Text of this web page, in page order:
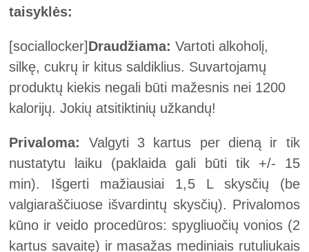
taisyklės:
[sociallocker]Draudžiama: Vartoti alkoholį,
silkę, cukrų ir kitus saldiklius. Suvartojamų
produktų kiekis negali būti mažesnis nei 1200
kalorijų. Jokių atsitiktinių užkandų!
Privaloma:
Valgyti 3 kartus per dieną ir tik
nustatytu laiku (paklaida gali būti tik +/- 15
min). Išgerti mažiausiai 1,5 L skysčių (be
valgiaraščiuose išvardintų skysčių). Privalomos
kūno ir veido procedūros: spygliuočių vonios (2
kartus savaitę) ir masažas mediniais rutuliukais